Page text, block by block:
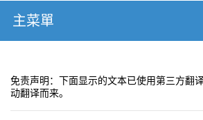
主菜單
免责声明：下面显示的文本已使用第三方翻
动翻译而来。